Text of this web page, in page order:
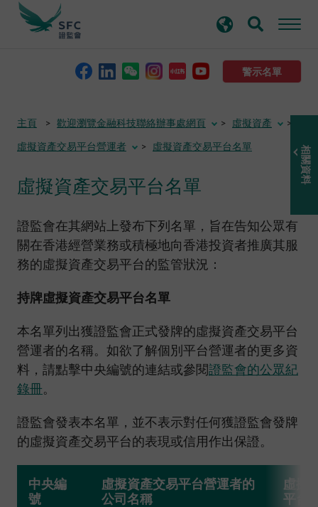
警示名單
本會簡介
規則及標準
資料庫
加入本會
尋
主頁 歡迎瀏覽金融科技聯絡辦事處網頁
虛擬資產
虛擬資產交易平台營運者
虛擬資產交易平台名單
虛擬資產交易平台名單
證監會在其網站上發布下列名單，旨在告知公眾有
關在香港經營業務或積極地向香港投資者推廣其服
務的虛擬資產交易平台的監管狀況：
持牌虛擬資產交易平台名單
本名單列出獲證監會正式發牌的虛擬資產交易平台
營運者的名稱。如欲了解個別平台營運者的更多資
料，請點擊中央編號的連結或參閱證監會的公眾紀
錄冊。
證監會發表本名單，並不表示對任何獲證監會發牌
的虛擬資產交易平台的表現或信用作出保證。
中央編
號
虛擬資產交易平台營運者的
公司名稱
虛擬
平台
相關資料